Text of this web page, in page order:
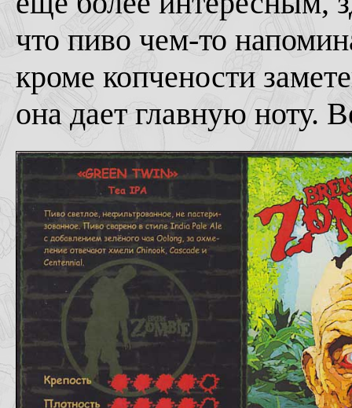
что пиво чем-то
кроме копчености
она дает главную ноту.